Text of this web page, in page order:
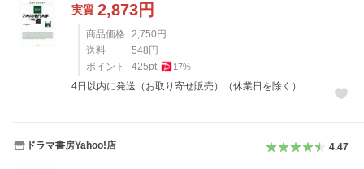
実質 2,873円
商品価格 2,750 円
送料
548 円
ポイント
425pt 17%
4日以内に発送（お取り寄せ販売）（休業日を除く）
ドラマ書房Yahoo!店 4.47